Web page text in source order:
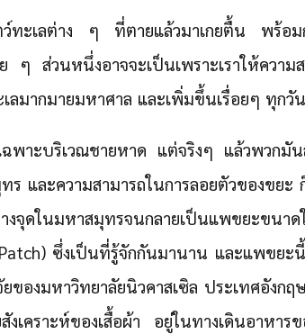
ว์ทะเลต่าง ๆ ที่ตายแล้วมาเกยตื้น พร้อ
ๆ ส่วนหนึ่งอาจจะเป็นเพราะเราให้ความ
มากมายมหาศาล และเพิ่มขึ้นเรื่อยๆ ทุกวัน
พาะบริเวณชายหาด แต่จริงๆ แล้วพวกมัน
และความสามารถในการลอยตัวของขยะ
ดในมหาสมุทรจนกลายเป็นแพขยะขนาด
ซึ่งเป็นที่รู้จักกันมานาน และแพขยะ
องมหาวิทยาลัยนิวคาสเซิล ประเทศอังก
คราะห์ของเสื้อผ้า อยู่ในทางเดินอาหารข